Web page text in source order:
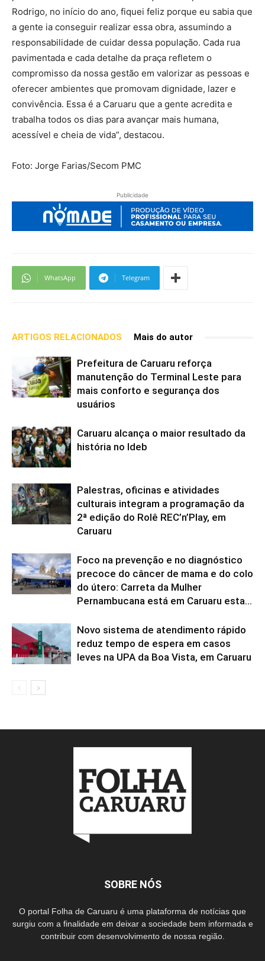
Rodrigo, no início do ano, fiquei feliz porque eu sabia que
a gente ia conseguir realizar essa obra, assumindo a
responsabilidade de cuidar dessa população. Cada rua
pavimentada e cada detalhe da praça refletem o
compromisso da nossa gestão em valorizar as pessoas e
oferecer ambientes que promovam dignidade, lazer e
convivência. Essa é a Caruaru que a gente acredita e
trabalha todos os dias para avançar mais humana,
acessível e cheia de vida”, destacou.
Foto: Jorge Farias/Secom PMC
Publicidade
WhatsApp Telegram
ARTIGOS RELACIONADOS Mais do autor
Prefeitura de Caruaru reforça
manutenção do Terminal Leste para
mais conforto e segurança dos
usuários
Caruaru alcança o maior resultado da
história no Ideb
Palestras, oficinas e atividades
culturais integram a programação da
2ª edição do Rolê REC’n’Play, em
Caruaru
Foco na prevenção e no diagnóstico
precoce do câncer de mama e do colo
do útero: Carreta da Mulher
Pernambucana está em Caruaru esta...
Novo sistema de atendimento rápido
reduz tempo de espera em casos
leves na UPA da Boa Vista, em Caruaru
SOBRE NÓS
O portal Folha de Caruaru é uma plataforma de notícias que
surgiu com a finalidade em deixar a sociedade bem informada e
contribuir com desenvolvimento de nossa região.